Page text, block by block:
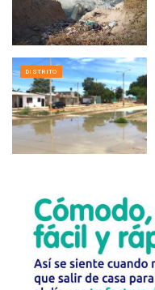
DISTRITO